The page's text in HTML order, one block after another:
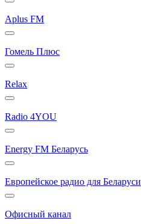
Aplus FM
Гомель Плюс
Relax
Radio 4YOU
Energy FM Беларусь
Европейское радио для Беларуси
Офисный канал